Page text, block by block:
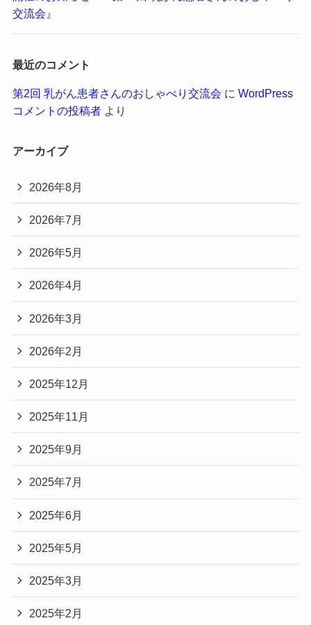
交流会』
最近のコメント
第2回 乳がん患者さんのおしゃべり交流会 に WordPress
コメントの投稿者より
アーカイブ
2026年8月
2026年7月
2026年5月
2026年4月
2026年3月
2026年2月
2025年12月
2025年11月
2025年9月
2025年7月
2025年6月
2025年5月
2025年3月
2025年2月